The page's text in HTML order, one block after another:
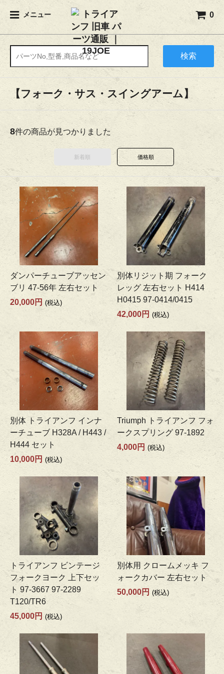
メニュー 0
検索
【フォーク・サス・スイングアーム】
8件の商品が見つかりました
新着順 価格順
ダンパーチューブアッセン
ブリ 47-56年 左右セット
20,000円 (税込)
別体リジット期 フォーク
レッグ 左右セット H414
H0415 97-0414/0415
42,000円 (税込)
別体 トライアンフ インナ
ーチューブ H328A / H443 /
H444 セット
10,000円 (税込)
Triumph トライアンフ フォ
ークスプリング 97-1892
4,000円 (税込)
トライアンフ ビンテージ
フォークヨーク 上下セッ
ト 97-3667 97-2289
T120/TR6
45,000円 (税込)
別体用 クロームメッキ フ
ォークカバー 左右セット
50,000円 (税込)